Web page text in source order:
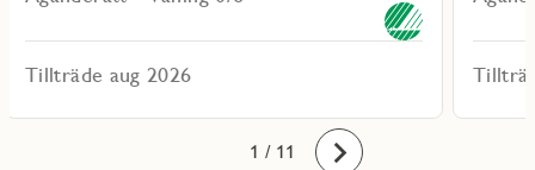
Tillträde aug 2026
1
2
3
4
5
6
7
8
9
10
11 / 11 Framåt